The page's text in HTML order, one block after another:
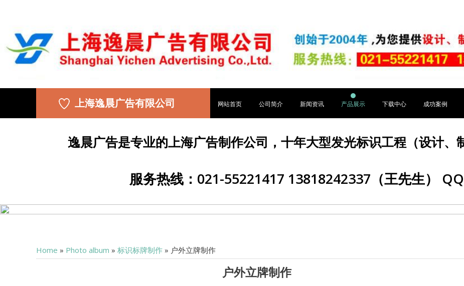
上海逸晨广告有限公司 网站首页 公司简介 新闻资讯 产品展示 下载中心 成功案例
逸晨广告是专业的上海广告制作公司，十年大型发光标识工程（设计、
服务热线：021-55221417 13818242337（王先生）
Home » Photo album » 标识标牌制作 » 户外立牌制作
户外立牌制作